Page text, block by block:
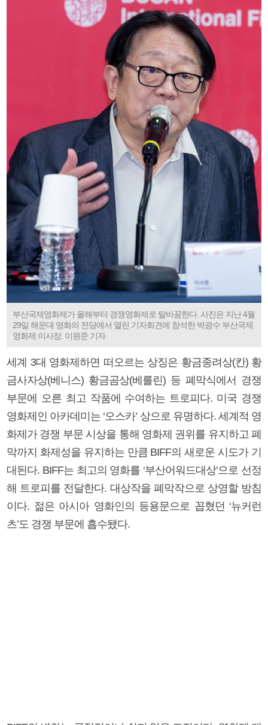
부산국제영화제가 올해부터 경쟁영화제로 탈바꿈한다. 사진은 지난 4월
29일 해운대 영화의 전당에서 열린 기자회견에 참석한 박광수 부산국제
영화제 이사장. 이원준 기자
세계 3대 영화제하면 떠오르는 상징은 황금종려상(칸) 황
금사자상(베니스) 황금곰상(베를린) 등 폐막식에서 경쟁
부문에 오른 최고 작품에 수여하는 트로피다. 미국 경쟁
영화제인 아카데미는 ‘오스카’ 상으로 유명하다. 세계적 영
화제가 경쟁 부문 시상을 통해 영화제 권위를 유지하고 폐
막까지 화제성을 유지하는 만큼 BIFF의 새로운 시도가 기
대된다. BIFF는 최고의 영화를 ‘부산어워드대상’으로 선정
해 트로피를 전달한다. 대상작을 폐막작으로 상영할 방침
이다. 젊은 아시아 영화인의 등용문으로 꼽혔던 ‘뉴커런
츠’도 경쟁 부문에 흡수됐다.